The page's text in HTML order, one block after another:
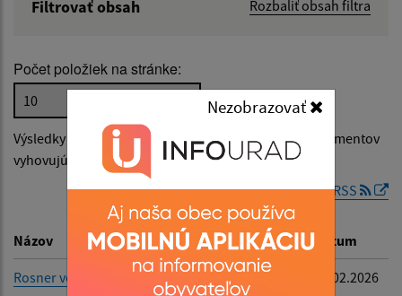
Nezobrazovať
Filtrovať obsah Rozbaliť obsah filtra
Popis:
Dátum zverejnenia od:
Dátum zverejnenia do:
Počet položiek na stránke:
Výsledky vyhľadávania v Verejné vyhlášky(počet dokumentov
vyhovujúcich zadaným kritériám: 1)
RSS
Názov Popis Dátum
Rosner verejná vyhláška
Rosner verejná
23.02.2026